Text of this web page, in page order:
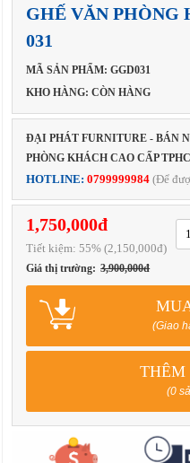
GHẾ VĂN PHÒNG
031
MÃ SẢN PHẨM: GGD031
KHO HÀNG: CÒN HÀNG
ĐẠI PHÁT FURNITURE - BÁN
PHÒNG KHÁCH CAO CẤP
HOTLINE:0799999984 (Để
1,750,000đ
Tiết kiệm:55% (2,150,000đ)
Giá thị trường: 3,900,000đ
(Giao
THÊM
(0